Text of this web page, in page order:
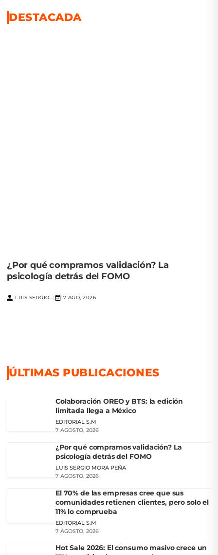
DESTACADA
¿Por qué compramos validación? La
psicología detrás del FOMO
LUIS SERGIO...| 7 AGO, 2026
ÚLTIMAS PUBLICACIONES
Colaboración OREO y BTS: la edición
limitada llega a México
EDITORIAL S.M
7 AGOSTO, 2026
¿Por qué compramos validación? La
psicología detrás del FOMO
LUIS SERGIO MORA PEÑA
7 AGOSTO, 2026
El 70% de las empresas cree que sus
comunidades retienen clientes, pero solo el
11% lo comprueba
EDITORIAL S.M
7 AGOSTO, 2026
Hot Sale 2026: El consumo masivo crece un